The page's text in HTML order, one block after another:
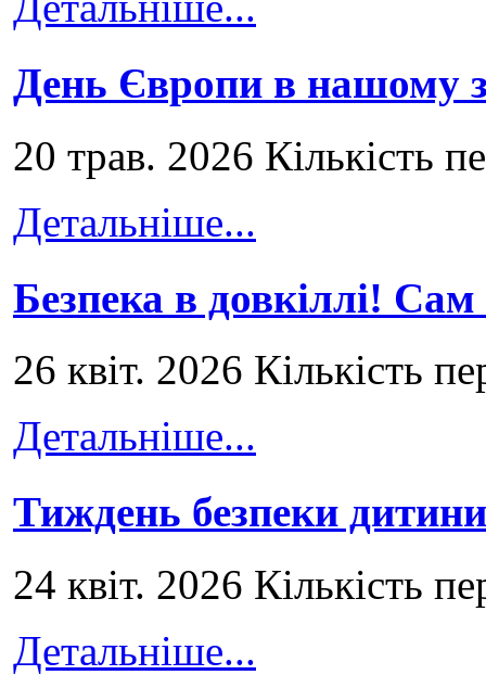
День Європи в нашому
20 трав. 2026 Кількість
Детальніше...
Безпека в довкіллі!
26 квіт. 2026 Кількість
Детальніше...
Тиждень безпеки
24 квіт. 2026 Кількість
Детальніше...